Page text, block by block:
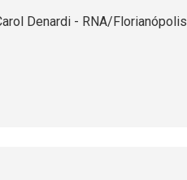
Denardi - RNA/Florianópolis